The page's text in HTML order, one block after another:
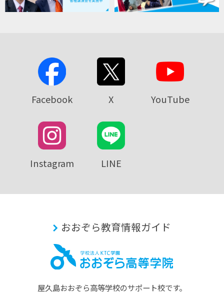
Facebook X YouTube
Instagram LINE
おおぞら教育情報ガイド
屋久島おおぞら⾼等学校のサポート校です。